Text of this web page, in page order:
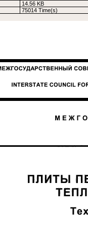
14.56 KB
75014 Time(s)